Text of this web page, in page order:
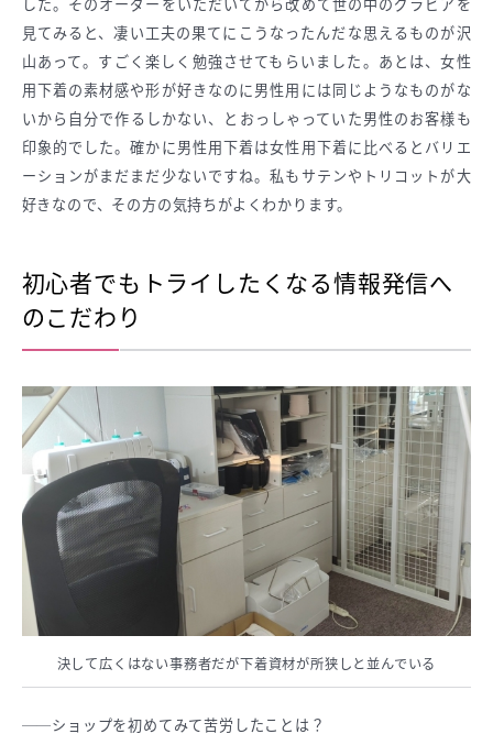
した。そのオーダーをいただいてから改めて世の中のグラビアを
見てみると、凄い工夫の果てにこうなったんだな思えるものが沢
山あって。すごく楽しく勉強させてもらいました。あとは、女性
用下着の素材感や形が好きなのに男性用には同じようなものがな
いから自分で作るしかない、とおっしゃっていた男性のお客様も
印象的でした。確かに男性用下着は女性用下着に比べるとバリエ
ーションがまだまだ少ないですね。私もサテンやトリコットが大
好きなので、その方の気持ちがよくわかります。
初心者でもトライしたくなる情報発信へ
のこだわり
決して広くはない事務者だが下着資材が所狭しと並んでいる
──ショップを初めてみて苦労したことは？